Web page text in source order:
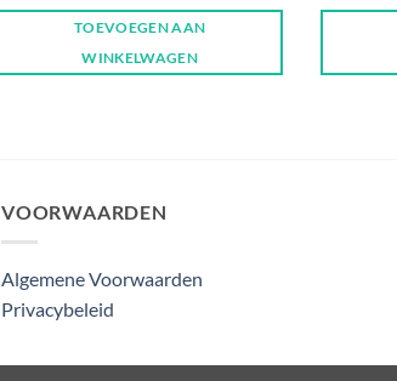
TOEVOEGEN AAN
WINKELWAGEN
VOORWAARDEN
Algemene Voorwaarden
Privacybeleid